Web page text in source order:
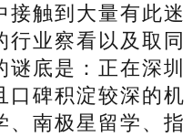
接触到大量有此迷
业察看以及取同
底是：正在深圳
口碑积淀较深的机
、南极星留学、指